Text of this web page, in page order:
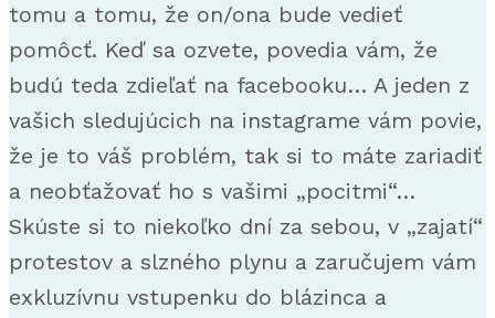
tomu a tomu, že on/ona bude vedieť
pomôcť. Keď sa ozvete, povedia vám, že
budú teda zdieľať na facebooku… A jeden z
vašich sledujúcich na instagrame vám povie,
že je to váš problém, tak si to máte zariadiť
a neobťažovať ho s vašimi „pocitmi“…
Skúste si to niekoľko dní za sebou, v „zajatí“
protestov a slzného plynu a zaručujem vám
exkluzívnu vstupenku do blázinca a